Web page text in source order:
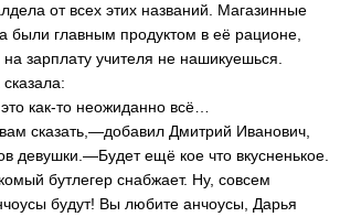
от всех этих названий. Магазинные
были главным продуктом в её рационе,
зарплату учителя не нашикуешься.
как-то неожиданно всё…
сказать,—добавил Дмитрий Иванович,
девушки.—Будет ещё кое что вкусненькое.
бутлегер снабжает. Ну, совсем
будут! Вы любите анчоусы, Дарья